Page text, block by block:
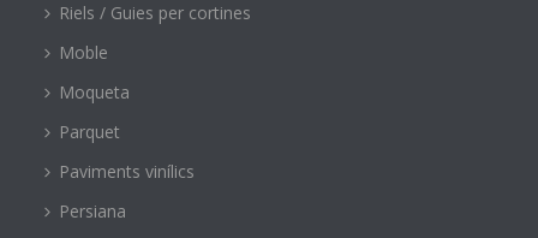
Riels / Guies per cortines
Moble
Moqueta
Parquet
Paviments vinílics
Persiana